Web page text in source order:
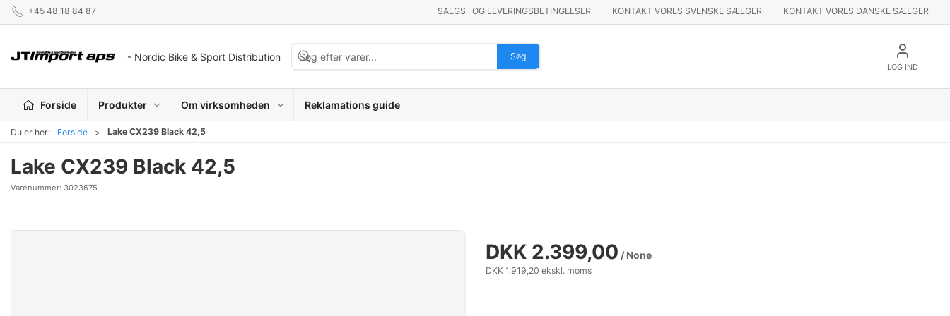
+45 48 18 84 87 SALGS- OG LEVERINGSBETINGELSER KONTAKT VORES SVENSKE SÆLGER KONTAKT VORES DANSKE SÆLGER
- Nordic Bike & Sport Distribution Søg
LOG IND
Forside Produkter Om virksomheden Reklamations guide
Du er her: Forside Lake CX239 Black 42,5
Lake CX239 Black 42,5
Varenummer: 3023675
DKK 2.399,00 / None
DKK 1.919,20 ekskl. moms